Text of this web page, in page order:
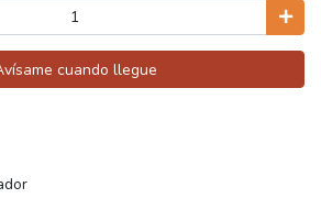
cuando llegue